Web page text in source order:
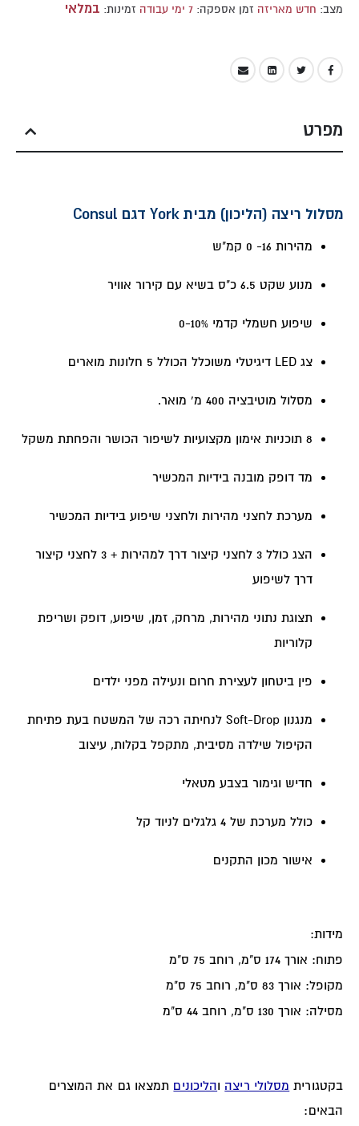
מצב: חדש מאריזה זמן אספקה: 7 ימי עבודה זמינות: במלאי
מפרט
מסלול ריצה (הליכון) מבית York דגם Consul
מהירות 16- 0 קמ"ש
מנוע שקט 6.5 כ"ס בשיא עם קירור אוויר
שיפוע חשמלי קדמי 0-10%
צג LED דיגיטלי משוכלל הכולל 5 חלונות מוארים
מסלול מוטיבציה 400 מ' מואר.
8 תוכניות אימון מקצועיות לשיפור הכושר והפחתת משקל
מד דופק מובנה בידיות המכשיר
מערכת לחצני מהירות ולחצני שיפוע בידיות המכשיר
הצג כולל 3 לחצני קיצור דרך למהירות + 3 לחצני קיצור
דרך לשיפוע
תצוגת נתוני מהירות, מרחק, זמן, שיפוע, דופק ושריפת
קלוריות
פין ביטחון לעצירת חרום ונעילה מפני ילדים
מנגנון Soft-Drop לנחיתה רכה של המשטח בעת פתיחת
הקיפול שילדה מסיבית, מתקפל בקלות, עיצוב
חדיש וגימור בצבע מטאלי
כולל מערכת של 4 גלגלים לניוד קל
אישור מכון התקנים
מידות:
פתוח: אורך 174 ס"מ, רוחב 75 ס"מ
מקופל: אורך 83 ס"מ, רוחב 75 ס"מ
מסילה: אורך 130 ס"מ, רוחב 44 ס"מ
בקטגורית מסלולי ריצה והליכונים
הבאים: